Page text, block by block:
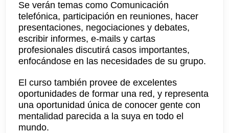
Se verán temas como Comunicación
telefónica, participación en reuniones, hacer
presentaciones, negociaciones y debates,
escribir informes, e-mails y cartas
profesionales discutirá casos importantes,
enfocándose en las necesidades de su grupo.
El curso también provee de excelentes
oportunidades de formar una red, y representa
una oportunidad única de conocer gente con
mentalidad parecida a la suya en todo el
mundo.